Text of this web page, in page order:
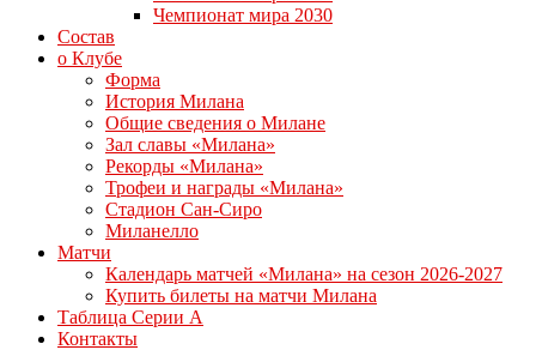
Чемпионат мира 2030
Состав
о Клубе
Форма
История Милана
Общие сведения о Милане
Зал славы «Милана»
Рекорды «Милана»
Трофеи и награды «Милана»
Стадион Сан-Сиро
Миланелло
Матчи
Календарь матчей «Милана» на сезон 2026-2027
Купить билеты на матчи Милана
Таблица Серии А
Контакты